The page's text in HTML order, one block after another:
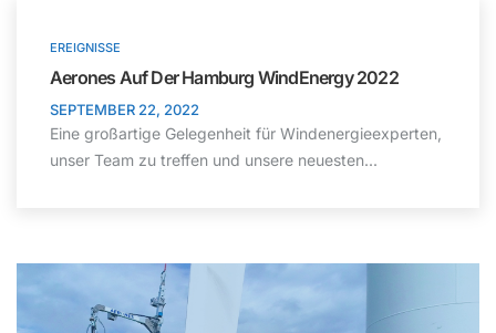
EREIGNISSE
Aerones Auf Der Hamburg WindEnergy 2022
SEPTEMBER 22, 2022
Eine großartige Gelegenheit für Windenergieexperten,
unser Team zu treffen und unsere neuesten...